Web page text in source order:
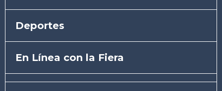
Deportes
En Línea con la Fiera